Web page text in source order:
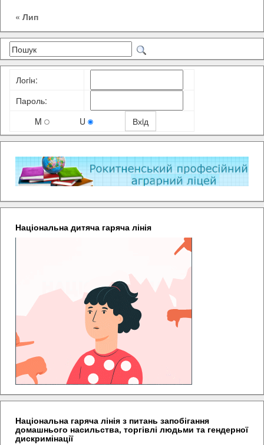
« Лип
Логiн:
Пароль:
M
U
Національна дитяча гаряча лінія
Національна гаряча лінія з питань запобігання
домашнього насильства, торгівлі людьми та гендерної
дискримінації